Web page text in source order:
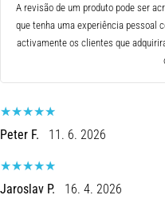
tipos
de…
8 minutos lendo
Corrida
vaivém
e
A revisão de um produto pode ser
que tenha uma experiência pessoal
activamente os clientes que
Peter F. 11. 6. 2026
Jaroslav P. 16. 4. 2026